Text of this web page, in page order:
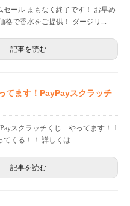
ール まもなく終了です！ お早め
格で香水をご提供！ ダージリ...
記事を読む
てます！PayPayスクラッチ
スクラッチくじ やってます！ 1
てくる！！ 詳しくは...
記事を読む